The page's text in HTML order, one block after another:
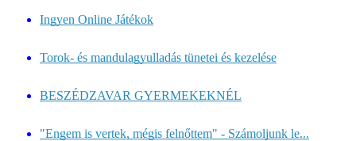
Ingyen Online Játékok
Torok- és mandulagyulladás tünetei és kezelése
BESZÉDZAVAR GYERMEKEKNÉL
"Engem is vertek, mégis felnőttem" - Számoljunk le...